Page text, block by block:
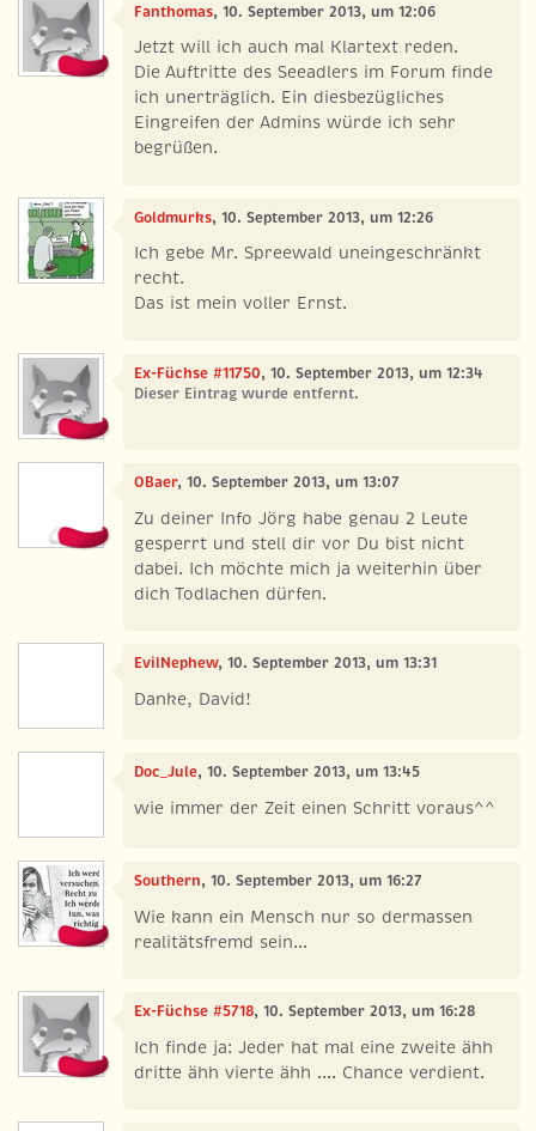
Fanthomas, 10. September 2013, um 12:06
Jetzt will ich auch mal Klartext reden.
Die Auftritte des Seeadlers im Forum finde
ich unerträglich. Ein diesbezügliches
Eingreifen der Admins würde ich sehr
begrüßen.
Goldmurks, 10. September 2013, um 12:26
Ich gebe Mr. Spreewald uneingeschränkt
recht.
Das ist mein voller Ernst.
Ex-Füchse #11750, 10. September 2013, um 12:34
Dieser Eintrag wurde entfernt.
OBaer, 10. September 2013, um 13:07
Zu deiner Info Jörg habe genau 2 Leute
gesperrt und stell dir vor Du bist nicht
dabei. Ich möchte mich ja weiterhin über
dich Todlachen dürfen.
EvilNephew, 10. September 2013, um 13:31
Danke, David!
Doc_Jule, 10. September 2013, um 13:45
wie immer der Zeit einen Schritt voraus^^
Southern, 10. September 2013, um 16:27
Wie kann ein Mensch nur so dermassen
realitätsfremd sein...
Ex-Füchse #5718, 10. September 2013, um 16:28
Ich finde ja: Jeder hat mal eine zweite ähh
dritte ähh vierte ähh .... Chance verdient.